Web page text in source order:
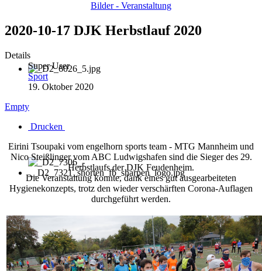
Bilder - Veranstaltung
2020-10-17 DJK Herbstlauf 2020
Details
Super User
Sport
19. Oktober 2020
Empty
Drucken
Eirini Tsoupaki vom engelhorn sports team - MTG Mannheim und
Nico Steißlinger vom ABC Ludwigshafen sind die Sieger des 29.
Herbstlaufs der DJK Feudenheim.
Die Veranstaltung konnte, dank eines gut ausgearbeiteten
Hygienekonzepts, trotz den wieder verschärften Corona-Auflagen
durchgeführt werden.